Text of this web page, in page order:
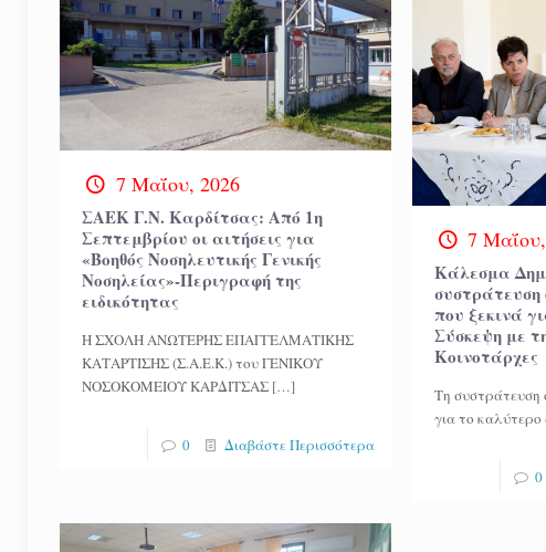
7 Μαΐου, 2026
ΣΑΕΚ Γ.Ν. Καρδίτσας: Από 1η
Σεπτεμβρίου οι αιτήσεις για
«Βοηθός Νοσηλευτικής Γενικής
Νοσηλείας»-Περιγραφή της
ειδικότητας
Η ΣΧΟΛΗ ΑΝΩΤΕΡΗΣ ΕΠΑΓΓΕΛΜΑΤΙΚΗΣ
ΚΑΤΑΡΤΙΣΗΣ (Σ.Α.Ε.Κ.) του ΓΕΝΙΚΟΥ
ΝΟΣΟΚΟΜΕΙΟΥ ΚΑΡΔΙΤΣΑΣ […]
0 Διαβάστε Περισσότερα
7
Κάλεσμα
συστράτευση
που ξεκινά
Σύσκεψη με
Κοινοτάρχες
Τη
για το καλύτερο
0